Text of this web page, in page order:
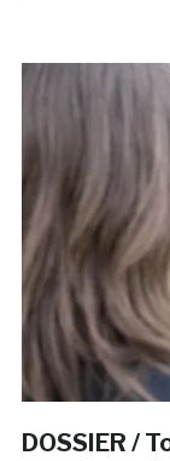
DOSSIER /